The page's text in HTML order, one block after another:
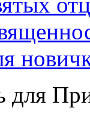
для